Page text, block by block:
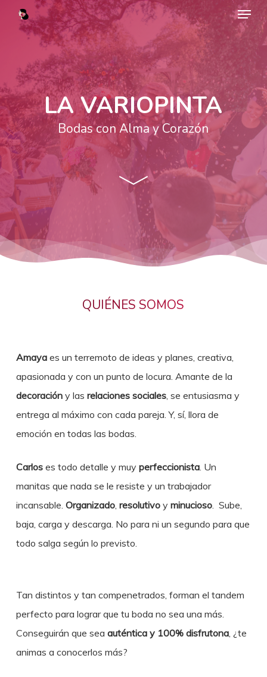
content
Menu
LA VARIOPINTA
Bodas con Alma y Corazón
QUIÉNES SOMOS
Amayaes un terremoto de ideas y planes, creativa,
apasionada y con un punto de locura. Amante de la
decoracióny las relaciones sociales, se entusiasma y
entrega al máximo con cada pareja. Y, sí, llora de
emoción en todas las bodas.
Carloses todo detalle y muy perfeccionista. Un
manitas que nada se le resiste y un trabajador
incansable. Organizado, resolutivoy minucioso. Sube,
baja, carga y descarga. No para ni un segundo para que
todo salga según lo previsto.
Tan distintos y tan compenetrados, forman el tandem
perfecto para lograr que tu boda no sea una más.
Conseguirán que sea auténtica y 100% disfrutona, ¿te
animas a conocerlos más?